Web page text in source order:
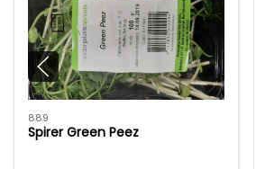
889
Spirer Green Peez